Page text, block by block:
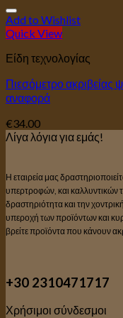
Add to Wishlist
Quick View
Είδη τεχνολογίας
Πιεσόμετρο ακριβείας
αναφορά
€34.00
Λίγα λόγια για εμάς!
Η εταιρεία μας
υπερτροφών, και καλλυντικών
δραστηριότητα και την
υπεροχή των προϊόντων και
βρείτε προϊόντα που κάνουν
+30 2310471717
Χρήσιμοι σύνδεσμοι